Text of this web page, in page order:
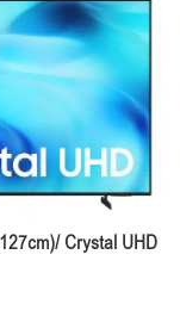
Crystal UHD